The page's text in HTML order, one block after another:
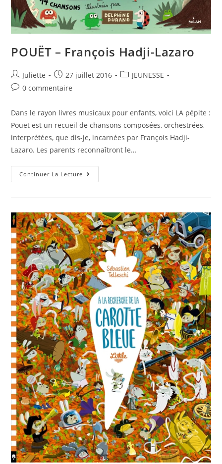
POUËT – François Hadji-Lazaro
Juliette 27 juillet 2016
JEUNESSE
0 commentaire
Dans le rayon livres musicaux pour enfants, voici LA pépite :
Pouët est un recueil de chansons composées, orchestrées,
interprétées, que dis-je, incarnées par François Hadji-
Lazaro. Les parents reconnaîtront le…
Continuer La Lecture